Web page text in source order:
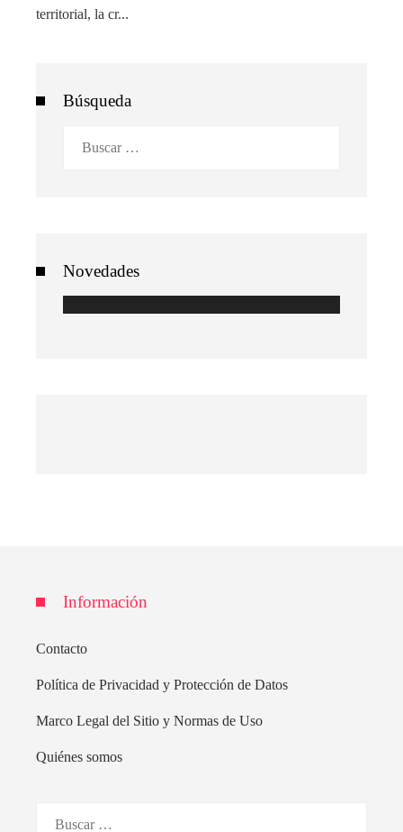
territorial, la cr...
Búsqueda
Novedades
Información
Contacto
Política de Privacidad y Protección de Datos
Marco Legal del Sitio y Normas de Uso
Quiénes somos